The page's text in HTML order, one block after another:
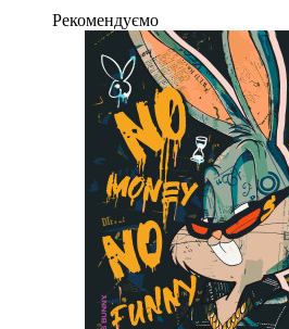
Рекомендуємо